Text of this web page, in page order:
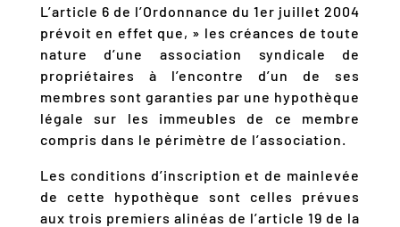
L’article 6 de l’Ordonnance du 1er juillet 2004
prévoit en effet que, » les créances de toute
nature d’une association syndicale de
propriétaires à l’encontre d’un de ses
membres sont garanties par une hypothèque
légale sur les immeubles de ce membre
compris dans le périmètre de l’association.
Les conditions d’inscription et de mainlevée
de cette hypothèque sont celles prévues
aux trois premiers alinéas de l’article 19 de la